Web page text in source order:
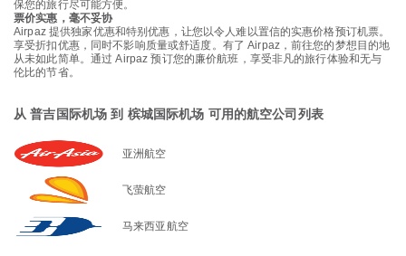
保您的旅行尽可能方便。
票价实惠，毫不妥协
Airpaz 提供独家优惠和特别优惠，让您以令人难以置信的实惠价格预订机票。
享受折扣优惠，同时不影响质量或舒适度。有了 Airpaz，前往您的梦想目的地
从未如此简单。通过 Airpaz 预订您的廉价航班，享受非凡的旅行体验和无与
伦比的节省。
从 普吉国际机场 到 槟城国际机场 可用的航空公司列表
亚洲航空
飞萤航空
马来西亚航空